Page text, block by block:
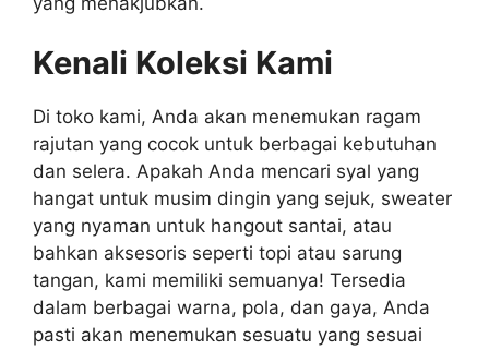
Kenali Koleksi Kami
Di toko kami, Anda akan menemukan ragam
rajutan yang cocok untuk berbagai kebutuhan
dan selera. Apakah Anda mencari syal yang
hangat untuk musim dingin yang sejuk, sweater
yang nyaman untuk hangout santai, atau
bahkan aksesoris seperti topi atau sarung
tangan, kami memiliki semuanya! Tersedia
dalam berbagai warna, pola, dan gaya, Anda
pasti akan menemukan sesuatu yang sesuai